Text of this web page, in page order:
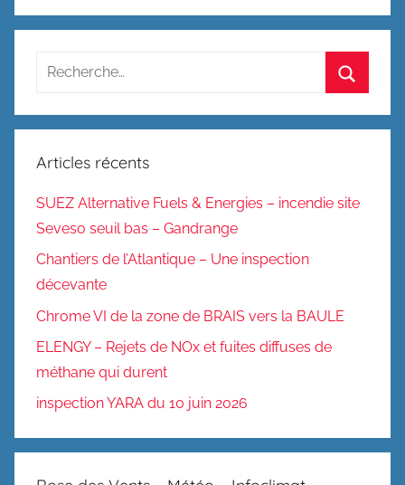
Recherche
:
Articles récents
SUEZ Alternative Fuels & Energies – incendie site
Seveso seuil bas – Gandrange
Chantiers de l’Atlantique – Une inspection
décevante
Chrome VI de la zone de BRAIS vers la BAULE
ELENGY – Rejets de NOx et fuites diffuses de
méthane qui durent
inspection YARA du 10 juin 2026